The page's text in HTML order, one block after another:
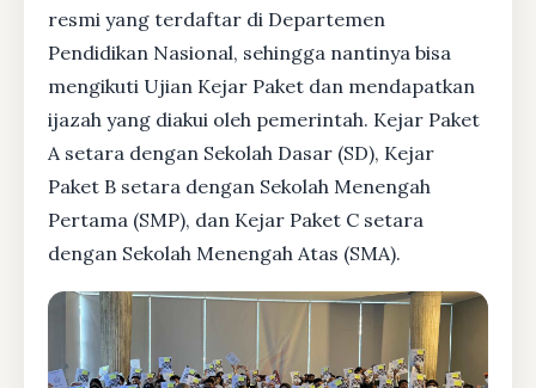
resmi yang terdaftar di Departemen
Pendidikan Nasional, sehingga nantinya bisa
mengikuti Ujian Kejar Paket dan mendapatkan
ijazah yang diakui oleh pemerintah. Kejar Paket
A setara dengan Sekolah Dasar (SD), Kejar
Paket B setara dengan Sekolah Menengah
Pertama (SMP), dan Kejar Paket C setara
dengan Sekolah Menengah Atas (SMA).